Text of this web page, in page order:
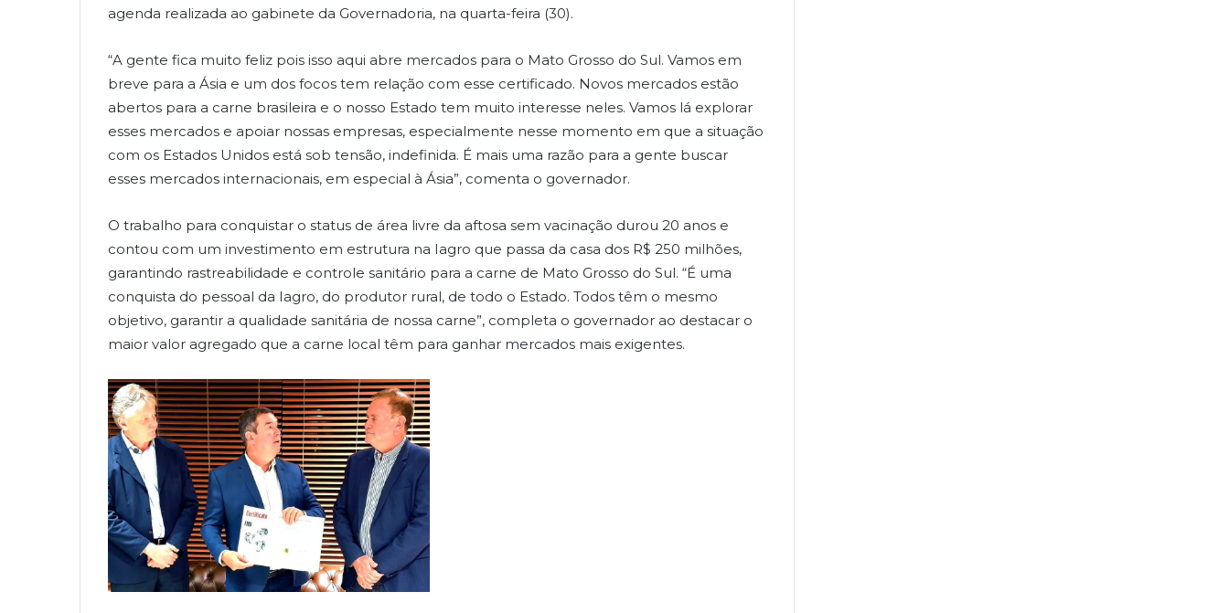
agenda realizada ao gabinete da Governadoria, na quarta-feira (30).
“A gente fica muito feliz pois isso aqui abre mercados para o Mato Grosso do Sul. Vamos em
breve para a Ásia e um dos focos tem relação com esse certificado. Novos mercados estão
abertos para a carne brasileira e o nosso Estado tem muito interesse neles. Vamos lá explorar
esses mercados e apoiar nossas empresas, especialmente nesse momento em que a situação
com os Estados Unidos está sob tensão, indefinida. É mais uma razão para a gente buscar
esses mercados internacionais, em especial à Ásia”, comenta o governador.
O trabalho para conquistar o status de área livre da aftosa sem vacinação durou 20 anos e
contou com um investimento em estrutura na Iagro que passa da casa dos R$ 250 milhões,
garantindo rastreabilidade e controle sanitário para a carne de Mato Grosso do Sul. “É uma
conquista do pessoal da Iagro, do produtor rural, de todo o Estado. Todos têm o mesmo
objetivo, garantir a qualidade sanitária de nossa carne”, completa o governador ao destacar o
maior valor agregado que a carne local têm para ganhar mercados mais exigentes.